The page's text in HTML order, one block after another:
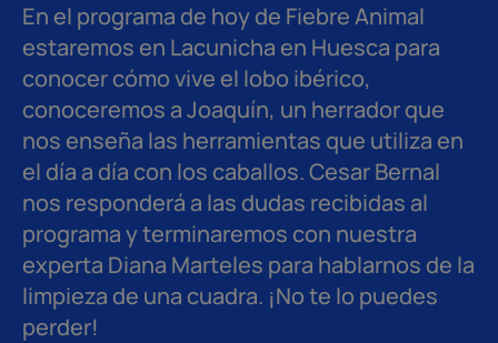
En el programa de hoy de Fiebre Animal
estaremos en Lacunicha en Huesca para
conocer cómo vive el lobo ibérico,
conoceremos a Joaquín, un herrador que
nos enseña las herramientas que utiliza en
el día a día con los caballos. Cesar Bernal
nos responderá a las dudas recibidas al
programa y terminaremos con nuestra
experta Diana Marteles para hablarnos de la
limpieza de una cuadra. ¡No te lo puedes
perder!